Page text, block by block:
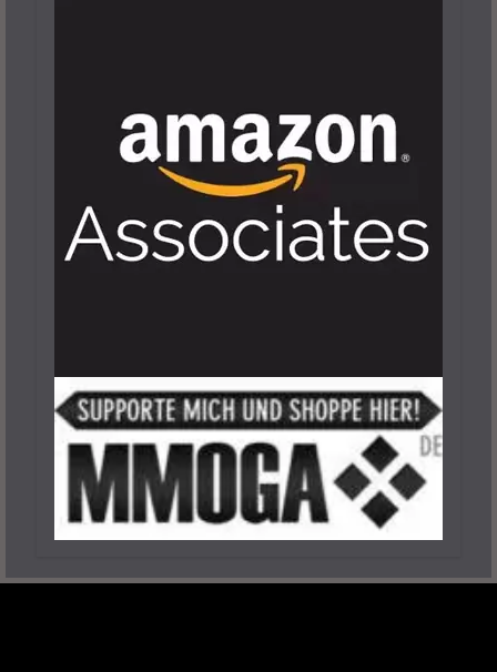
Lies Of P: Ergo Farmen – Das Sind Die
Besten Spots
25. September 2023 6 Minuten
Lies Of P: Dreifaltigkeitsräume Und -
Schlüssel Finden Leicht Gemacht
29. September 2023 7 Minuten